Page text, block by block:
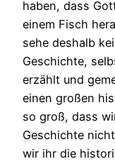
haben, dass
einem Fisch
sehe deshalb
Geschichte,
erzählt und
einen großen
so groß, dass
Geschichte
wir ihr die